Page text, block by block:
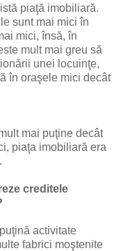
piaţă imobiliară.
sunt mai mici în
mici, însă, în
mult mai greu să
unei locuinţe,
în oraşele mici decât
mai puţine decât
piaţa imobiliară era
creditele
activitate
fabrici moştenite